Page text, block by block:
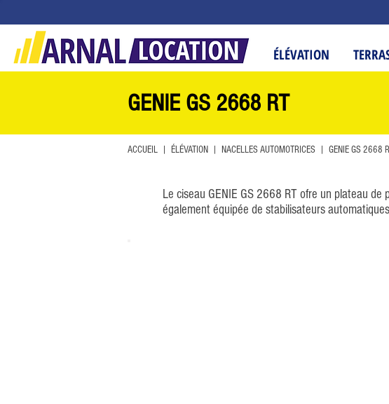
ÉLÉVATION
GENIE GS 2668 RT
ACCUEIL ÉLÉVATION NACELLES AUTOMOTRICES | GENIE GS 2668
Le ciseau GENIE GS 2668 RT ofre un plateau
également équipée de stabilisateurs